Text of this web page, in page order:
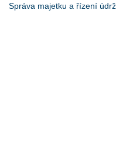
Správa majetku a řízení